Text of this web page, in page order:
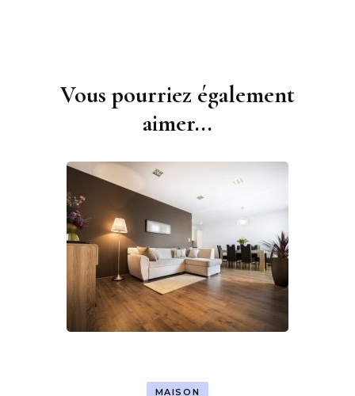
NavigationVous pourriez également
aimer...
MAISON